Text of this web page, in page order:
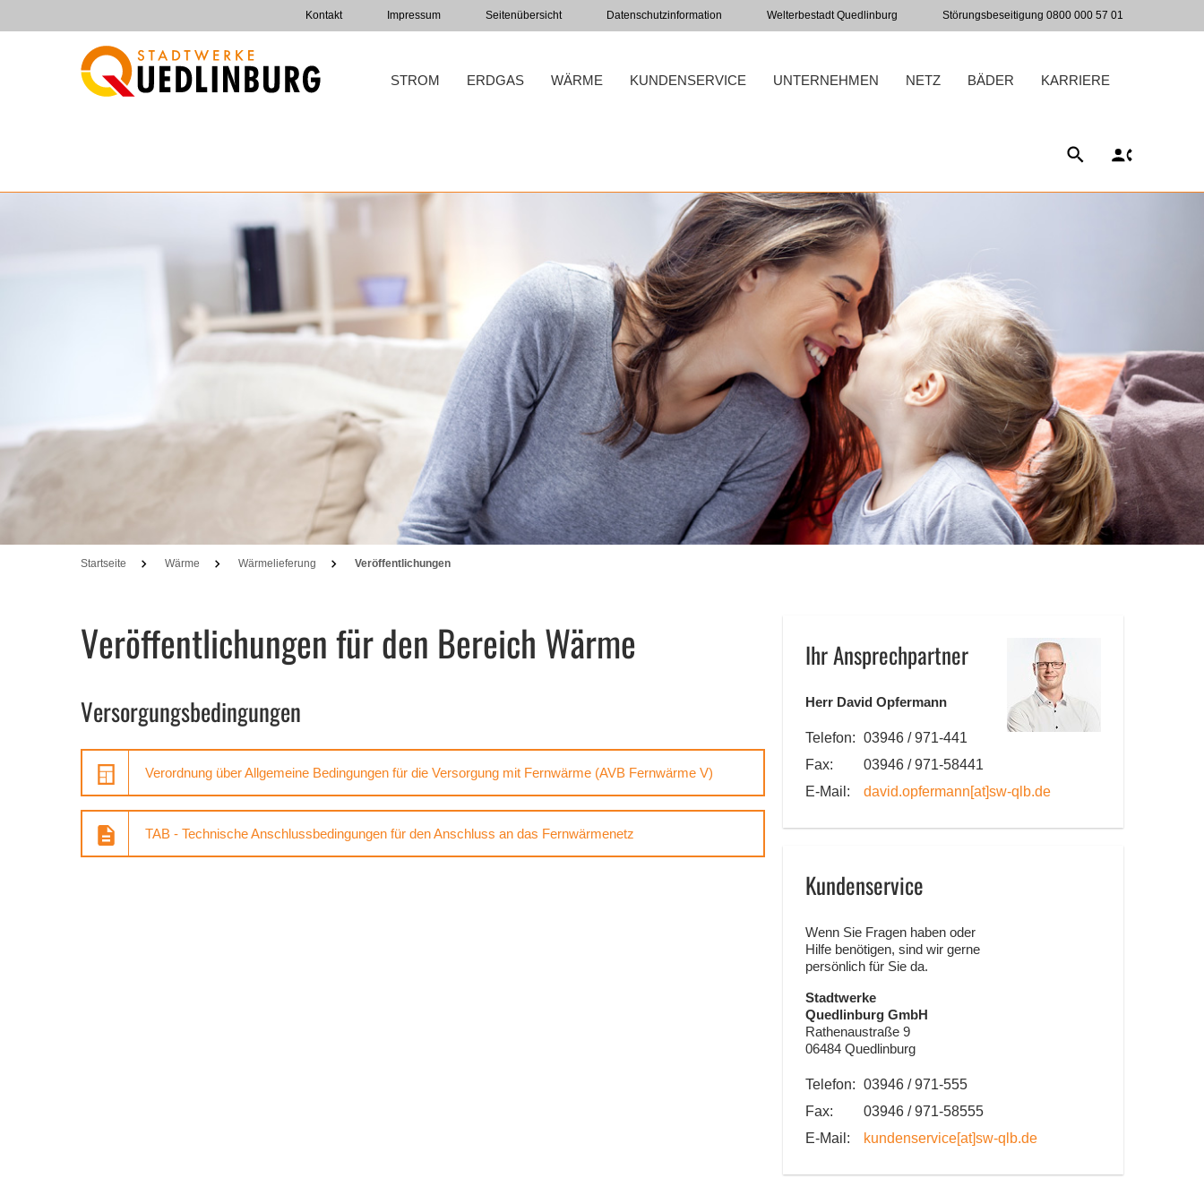
Kontakt Impressum Seitenübersicht Datenschutzinformation Welterbestadt Quedlinburg Störungsbeseitigung 0800 000 57 01
STROM ERDGAS WÄRME KUNDENSERVICE UNTERNEHMEN NETZ BÄDER KARRIERE
SUCHEKONTAKT
Startseite Wärme Wärmelieferung Veröffentlichungen
Veröffentlichungen für den Bereich Wärme
Versorgungsbedingungen
Verordnung über Allgemeine Bedingungen für die Versorgung mit Fernwärme (AVB Fernwärme V)
TAB - Technische Anschlussbedingungen für den Anschluss an das Fernwärmenetz
Ihr Ansprechpartner
Herr David Opfermann
Telefon: 03946 / 971-441
Fax:
03946 / 971-58441
E-Mail:
david.opfermann[at]sw-qlb.de
Kundenservice
Wenn Sie Fragen haben oder
Hilfe benötigen, sind wir gerne
persönlich für Sie da.
Stadtwerke
Quedlinburg GmbH
Rathenaustraße 9
06484 Quedlinburg
Telefon: 03946 / 971-555
Fax:
03946 / 971-58555
E-Mail:
kundenservice[at]sw-qlb.de